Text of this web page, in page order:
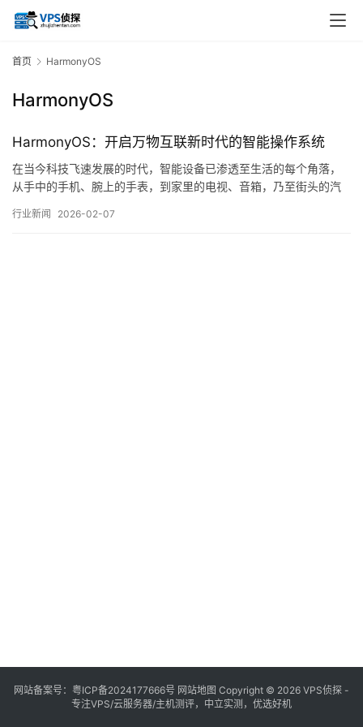
首页 HarmonyOS
HarmonyOS
HarmonyOS：开启万物互联新时代的智能操作系统
在当今科技飞速发展的时代，智能设备已渗透至生活的每个角落，
从手中的手机、腕上的手表，到家里的电视、音箱，乃至街头的汽
难以连贯，数据与服务的流动受阻，正是在这样的背景下，一个面
行业新闻 2026-02-07
网站备案号： 粤ICP备2024177666号 网站地图 Copyright © 2026 VPS侦探 -
专注VPS/云服务器/主机测评，中立实测，优选好机